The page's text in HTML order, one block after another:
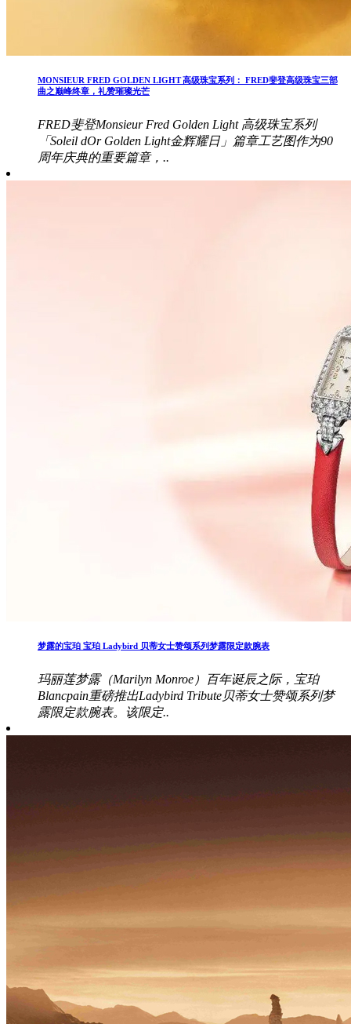
MONSIEUR FRED GOLDEN LIGHT 高级珠宝系列： FRED斐登高级珠宝三部
曲之巅峰终章，礼赞璀璨光芒
FRED斐登Monsieur Fred Golden Light 高级珠宝系列
「Soleil dOr Golden Light金辉耀日」篇章工艺图作为90
周年庆典的重要篇章，..
梦露的宝珀 宝珀 Ladybird 贝蒂女士赞颂系列梦露限定款腕表
玛丽莲梦露（Marilyn Monroe）百年诞辰之际，宝珀
Blancpain重磅推出Ladybird Tribute贝蒂女士赞颂系列梦
露限定款腕表。该限定..